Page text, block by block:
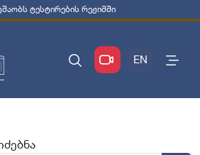
ტესტირების რეჟიმში
EN